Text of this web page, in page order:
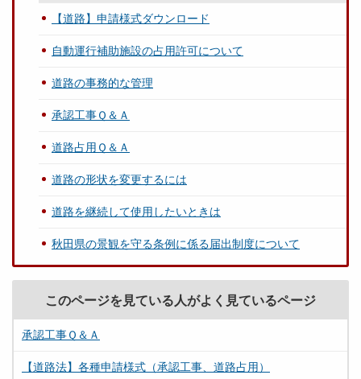
【道路】申請様式ダウンロード
自動運行補助施設の占用許可について
道路の事務的な管理
承認工事Ｑ＆Ａ
道路占用Ｑ＆Ａ
道路の形状を変更するには
道路を継続して使用したいときは
秋田県の景観を守る条例に係る届出制度について
このページを見ている人がよく見ているページ
承認工事Ｑ＆Ａ
【道路法】各種申請様式（承認工事、道路占用）